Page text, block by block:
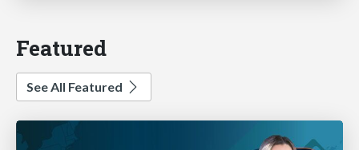
Featured
See All Featured